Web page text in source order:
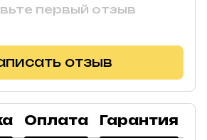
первый отзыв
отзыв
Оплата Гарантия